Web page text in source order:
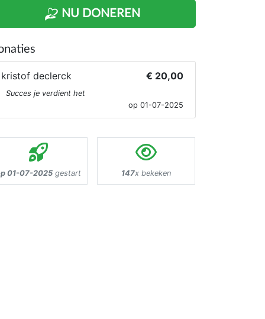
NU DONEREN
kristof declerck € 20,00
Succes je verdient het
op 01-07-2025
01-07-2025 gestart 147x bekeken